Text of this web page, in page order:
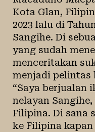
Kota Glan,
2023 lalu di
Sangihe. Di
yang sudah
menceritakan
menjadi pelintas
“Saya berjualan
nelayan
Filipina. Di sana
ke Filipina